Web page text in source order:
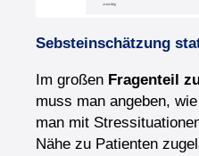
Sebsteinschätzung
Im großen Fragenteil
muss man angeben,
man mit
Nähe zu Patienten